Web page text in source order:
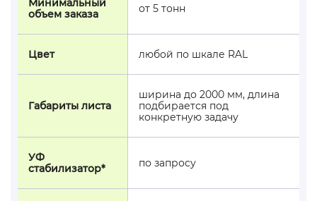
объем заказа
от 5 тонн
Цвет любой по шкале RAL
Габариты листа
ширина до 2000 мм, длина
подбирается под
конкретную задачу
УФ
стабилизатор*
по запросу